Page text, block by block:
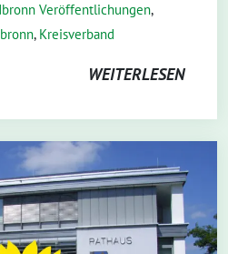
Veröffentlichungen,
, Kreisverband
WEITERLESEN